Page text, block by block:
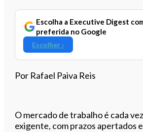
Escolha a Executive Digest
preferida no Google
Escolher ›
Por Rafael Paiva Reis
O mercado de trabalho é cada
exigente, com prazos apertados